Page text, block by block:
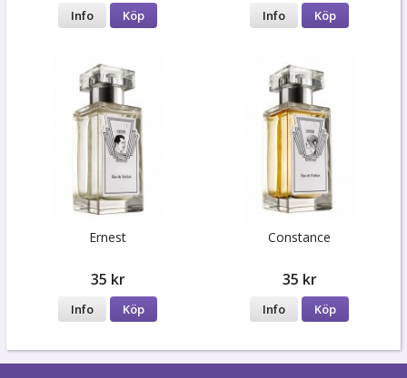
Info Köp Info Köp
Ernest
35 kr
Info Köp
Constance
35 kr
Info Köp